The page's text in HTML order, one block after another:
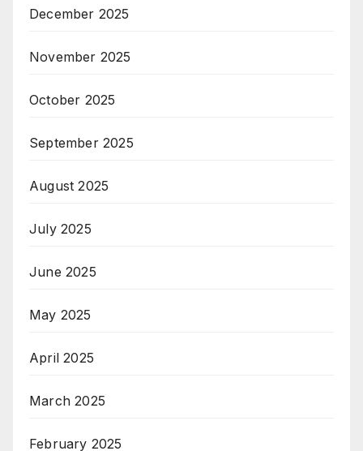
December 2025
November 2025
October 2025
September 2025
August 2025
July 2025
June 2025
May 2025
April 2025
March 2025
February 2025